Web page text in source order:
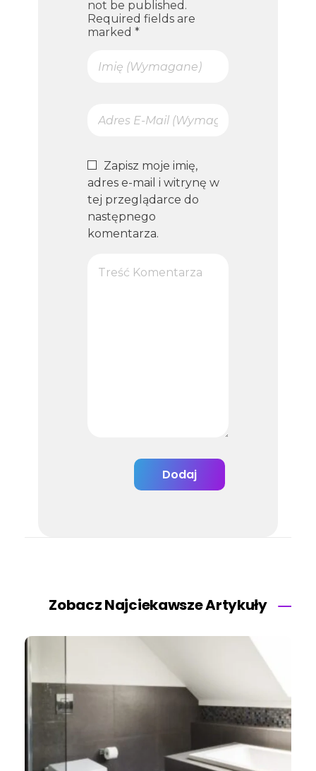
not be published.
Required fields are
marked *
Zapisz moje imię,
adres e-mail i witrynę w
tej przeglądarce do
następnego
komentarza.
Zobacz Najciekawsze Artykuły